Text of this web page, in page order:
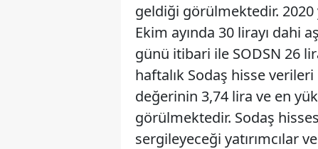
geldiği görülmektedir. 2020
Ekim ayında 30 lirayı dahi
günü itibari ile SODSN 26
haftalık Sodaş hisse
değerinin 3,74 lira ve en
görülmektedir. Sodaş
sergileyeceği yatırımcılar